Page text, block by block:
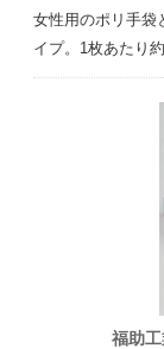
女性用のポリ手袋
イプ。1枚あたり約
福助